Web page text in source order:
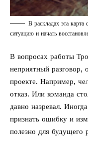
В раскладах эта карта
ситуацию и начать
В вопросах работы
неприятный разговор,
проекте. Например,
отказ. Или команда
давно назревал.
признать ошибку и
полезно для будущего